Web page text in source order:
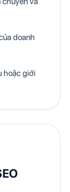
doanh
hoặc giới